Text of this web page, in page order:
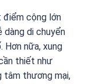
điểm cộng lớn
dàng di chuyển
Hơn nữa, xung
thiết như
tâm thương mại,